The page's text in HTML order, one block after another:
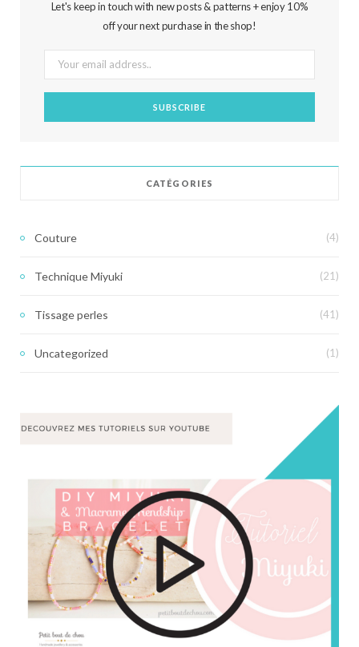
Let's keep in touch with new posts & patterns + enjoy 10%
off your next purchase in the shop!
CATÉGORIES
Couture (4)
Technique Miyuki (21)
Tissage perles (41)
Uncategorized (1)